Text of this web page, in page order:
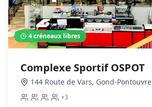
4créneaux libres
Complexe Sportif OSPOT
144 Route de Vars, Gond-Pontouvre
+3